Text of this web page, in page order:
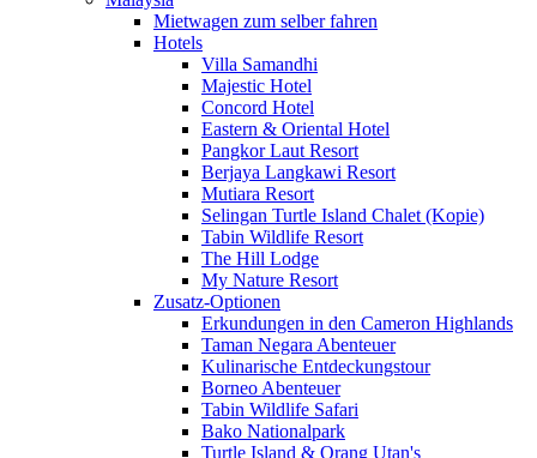
Mietwagen zum selber fahren
Hotels
Villa Samandhi
Majestic Hotel
Concord Hotel
Eastern & Oriental Hotel
Pangkor Laut Resort
Berjaya Langkawi Resort
Mutiara Resort
Selingan Turtle Island Chalet (Kopie)
Tabin Wildlife Resort
The Hill Lodge
My Nature Resort
Zusatz-Optionen
Erkundungen in den Cameron Highlands
Taman Negara Abenteuer
Kulinarische Entdeckungstour
Borneo Abenteuer
Tabin Wildlife Safari
Bako Nationalpark
Turtle Island & Orang Utan's